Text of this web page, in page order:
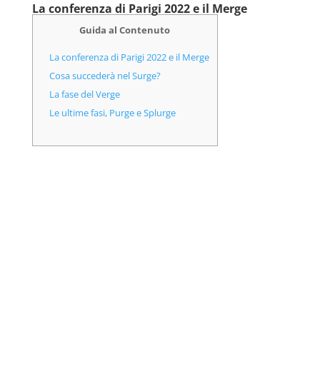
La conferenza di Parigi 2022 e il Merge
Guida al Contenuto
La conferenza di Parigi 2022 e il Merge
Cosa succederà nel Surge?
La fase del Verge
Le ultime fasi, Purge e Splurge